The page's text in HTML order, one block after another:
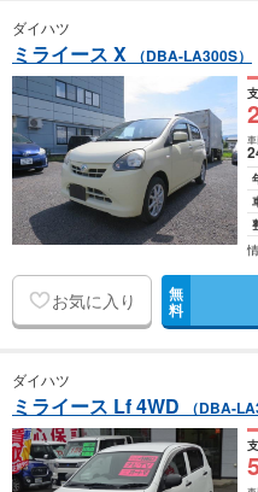
ダイハツ
ミライース X （DBA-LA300S）
お気に入り 無
料
ダイハツ
ミライース Lf 4WD （DBA-